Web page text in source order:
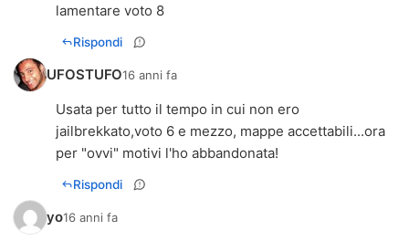
lamentare voto 8
Rispondi
UFOSTUFO16 anni fa
Usata per tutto il tempo in cui non ero
jailbrekkato,voto 6 e mezzo, mappe accettabili...ora
per "ovvi" motivi l'ho abbandonata!
Rispondi
yo16 anni fa